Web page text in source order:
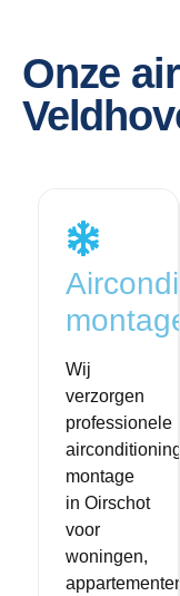
Onze
montage​
Wij
verzorgen
professionele
airconditioning
montage
in Oirschot
voor
woningen,
appartementen,